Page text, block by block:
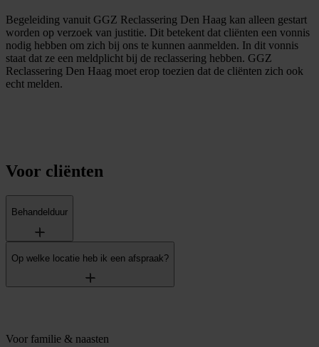
Begeleiding vanuit GGZ Reclassering Den Haag kan alleen gestart
worden op verzoek van justitie. Dit betekent dat cliënten een vonnis
nodig hebben om zich bij ons te kunnen aanmelden. In dit vonnis
staat dat ze een meldplicht bij de reclassering hebben. GGZ
Reclassering Den Haag moet erop toezien dat de cliënten zich ook
echt melden.
Voor cliënten
Behandelduur
Op welke locatie heb ik een afspraak?
Voor familie & naasten